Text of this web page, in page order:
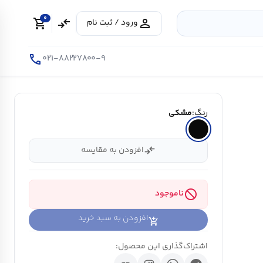
person ورود / ثبت نام compare_arrows
shopping_cart
0
۰۲۱-۸۸۲۲۷۸۰۰-۹call
رنگ:مشکی
compare_arrowsافزودن به مقایسه
blockناموجود
افزودن به سبد خرید
اشتراک‌گذاری این محصول: